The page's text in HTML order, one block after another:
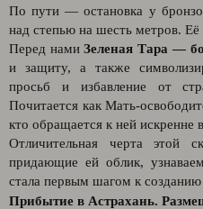
По пути — остановка у
над степью на шесть метров. Её
Перед намиЗеленая Тара —
и защиту, а также
просьб и избавление от
Почитается как Мать-
кто обращается к ней искренне
Отличительная черта этой
придающие ей облик,
стала первым шагом к
Прибытие в Астрахань.